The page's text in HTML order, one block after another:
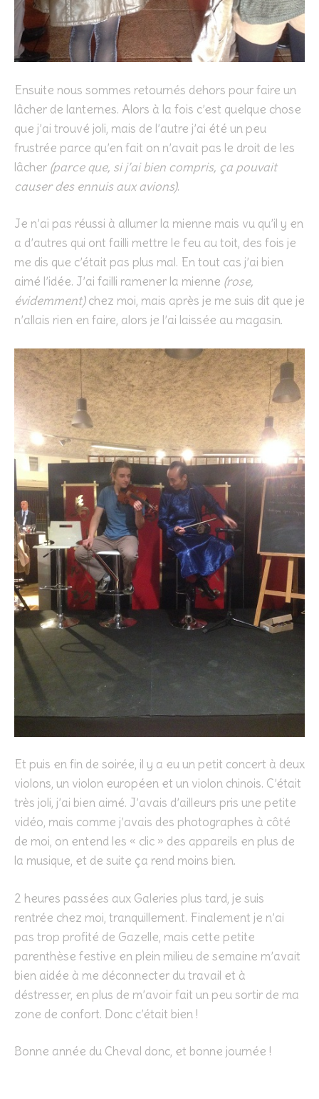
Ensuite nous sommes retournés dehors pour faire un
lâcher de lanternes. Alors à la fois c’est quelque chose
que j’ai trouvé joli, mais de l’autre j’ai été un peu
frustrée parce qu’en fait on n’avait pas le droit de les
lâcher (parce que, si j’ai bien compris, ça pouvait
causer des ennuis aux avions).
Je n’ai pas réussi à allumer la mienne mais vu qu’il y en
a d’autres qui ont failli mettre le feu au toit, des fois je
me dis que c’était pas plus mal. En tout cas j’ai bien
aimé l’idée. J’ai failli ramener la mienne (rose,
évidemment)chez moi, mais après je me suis dit que je
n’allais rien en faire, alors je l’ai laissée au magasin.
Et puis en fin de soirée, il y a eu un petit concert à deux
violons, un violon européen et un violon chinois. C’était
très joli, j’ai bien aimé. J’avais d’ailleurs pris une petite
vidéo, mais comme j’avais des photographes à côté
de moi, on entend les « clic » des appareils en plus de
la musique, et de suite ça rend moins bien.
2 heures passées aux Galeries plus tard, je suis
rentrée chez moi, tranquillement. Finalement je n’ai
pas trop profité de Gazelle, mais cette petite
parenthèse festive en plein milieu de semaine m’avait
bien aidée à me déconnecter du travail et à
déstresser, en plus de m’avoir fait un peu sortir de ma
zone de confort. Donc c’était bien !
Bonne année du Cheval donc, et bonne journée !